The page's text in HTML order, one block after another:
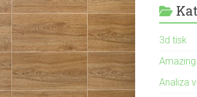
3d tisk
Amazing
Analiza